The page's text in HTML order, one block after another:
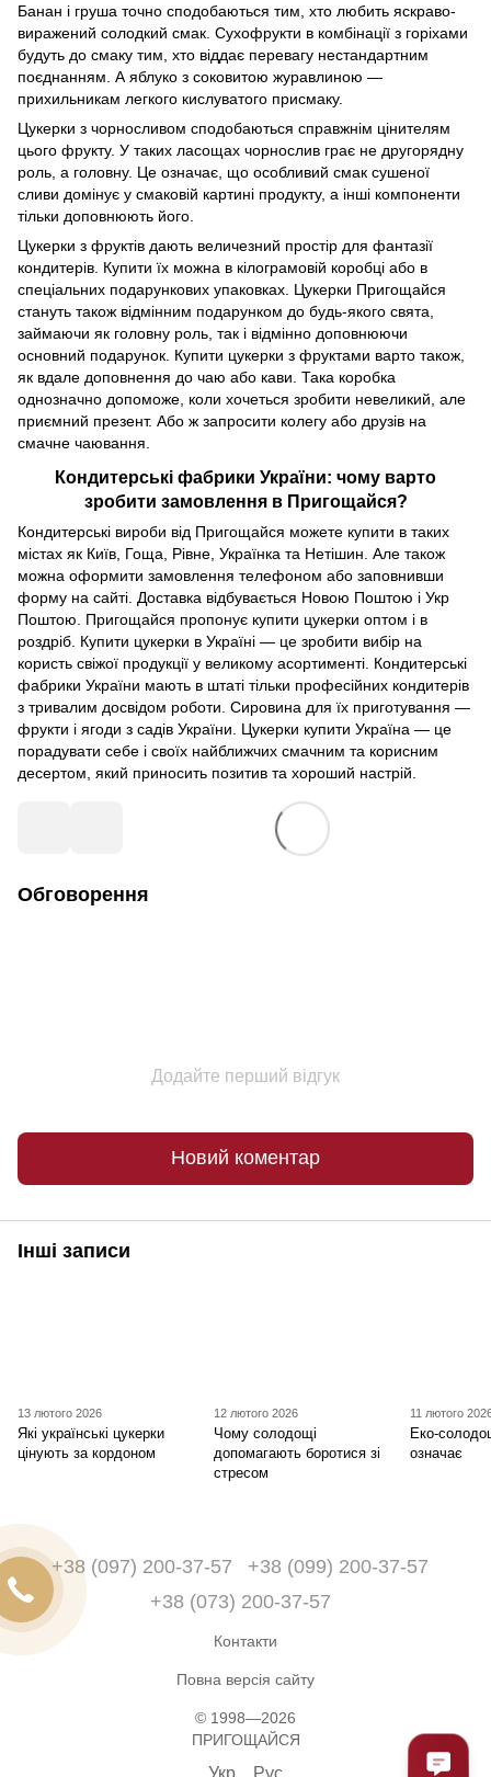
Банан і груша точно сподобаються тим, хто любить яскраво-
виражений солодкий смак. Сухофрукти в комбінації з горіхами
будуть до смаку тим, хто віддає перевагу нестандартним
поєднанням. А яблуко з соковитою журавлиною —
прихильникам легкого кислуватого присмаку.
Цукерки з чорносливом сподобаються справжнім цінителям
цього фрукту. У таких ласощах чорнослив грає не другорядну
роль, а головну. Це означає, що особливий смак сушеної
сливи домінує у смаковій картині продукту, а інші компоненти
тільки доповнюють його.
Цукерки з фруктів дають величезний простір для фантазії
кондитерів. Купити їх можна в кілограмовій коробці або в
спеціальних подарункових упаковках. Цукерки Пригощайся
стануть також відмінним подарунком до будь-якого свята,
займаючи як головну роль, так і відмінно доповнюючи
основний подарунок. Купити цукерки з фруктами варто також,
як вдале доповнення до чаю або кави. Така коробка
однозначно допоможе, коли хочеться зробити невеликий, але
приємний презент. Або ж запросити колегу або друзів на
смачне чаювання.
Кондитерські фабрики України: чому варто
зробити замовлення в Пригощайся?
Кондитерські вироби від Пригощайся можете купити в таких
містах як Київ, Гоща, Рівне, Українка та Нетішин. Але також
можна оформити замовлення телефоном або заповнивши
форму на сайті. Доставка відбувається Новою Поштою і Укр
Поштою. Пригощайся пропонує купити цукерки оптом і в
роздріб. Купити цукерки в Україні — це зробити вибір на
користь свіжої продукції у великому асортименті. Кондитерські
фабрики України мають в штаті тільки професійних кондитерів
з тривалим досвідом роботи. Сировина для їх приготування —
фрукти і ягоди з садів України. Цукерки купити Україна — це
порадувати себе і своїх найближчих смачним та корисним
десертом, який приносить позитив та хороший настрій.
Обговорення
Додайте перший відгук
Новий коментар
Інші записи
13 лютого 2026
Які українські цукерки
цінують за кордоном
12 лютого 2026
Чому солодощі
допомагають боротися зі
стресом
11 лютого
Еко-
означає
+38 (097) 200-37-57
+38 (099) 200-37-57
+38 (073) 200-37-57
Контакти
Повна версія сайту
© 1998—2026
ПРИГОЩАЙСЯ
Укр Рус